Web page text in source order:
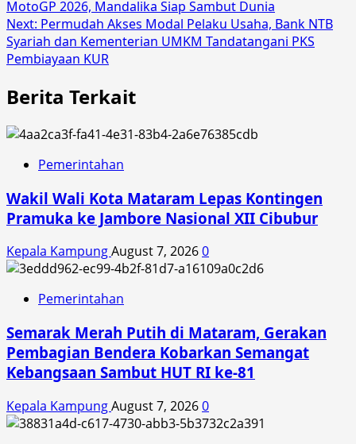
navigation
MotoGP 2026, Mandalika Siap Sambut Dunia
Next: Permudah Akses Modal Pelaku Usaha, Bank NTB
Syariah dan Kementerian UMKM Tandatangani PKS
Pembiayaan KUR
Berita Terkait
Pemerintahan
Wakil Wali Kota Mataram Lepas Kontingen
Pramuka ke Jambore Nasional XII Cibubur
Kepala KampungAugust 7, 20260
Pemerintahan
Semarak Merah Putih di Mataram, Gerakan
Pembagian Bendera Kobarkan Semangat
Kebangsaan Sambut HUT RI ke-81
Kepala KampungAugust 7, 20260